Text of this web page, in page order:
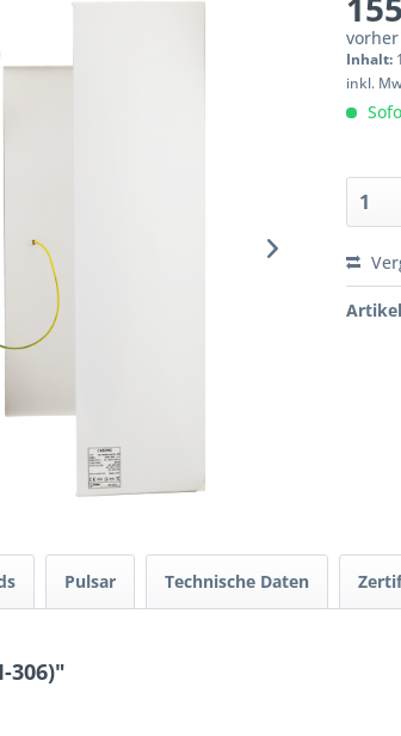
vorher
Inhalt:
inkl.
Pulsar Technische Daten
306)"